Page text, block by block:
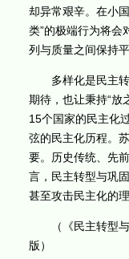
却异常艰辛。在小
类”的极端行为将会
列与质量之间保持
多样化是民主转
期待，也让秉持“放
15个国家的民主化
弦的民主化历程。
要。历史传统、先
言，民主转型与巩
甚至攻击民主化的理
（《民主转型与
版）